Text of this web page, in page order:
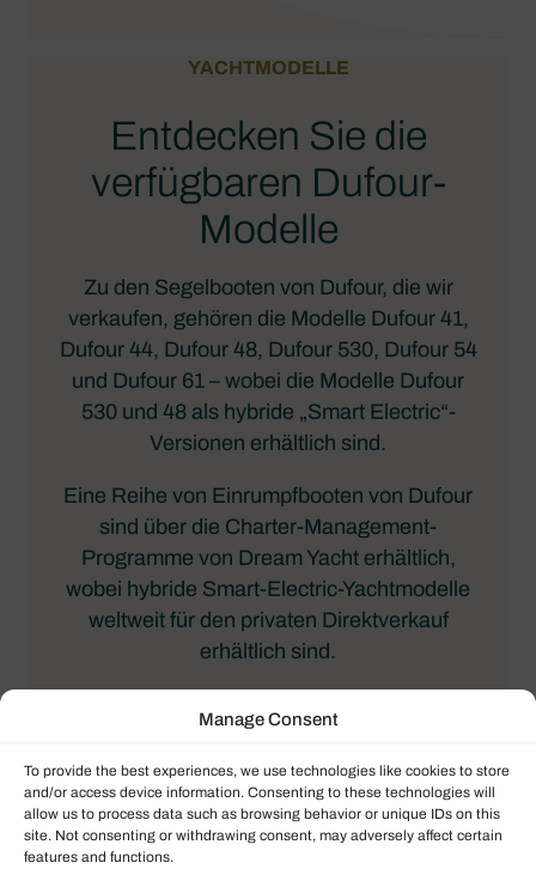
Manage Consent
To provide the best experiences, we use technologies like cookies to store
and/or access device information. Consenting to these technologies will
allow us to process data such as browsing behavior or unique IDs on this
site. Not consenting or withdrawing consent, may adversely affect certain
features and functions.
YACHTMODELLE
Entdecken Sie die
verfügbaren Dufour-
Modelle
Zu den Segelbooten von Dufour, die wir
verkaufen, gehören die Modelle Dufour 41,
Dufour 44, Dufour 48, Dufour 530, Dufour 54
und Dufour 61 – wobei die Modelle Dufour
530 und 48 als hybride „Smart Electric“-
Versionen erhältlich sind.
Eine Reihe von Einrumpfbooten von Dufour
sind über die Charter-Management-
Programme von Dream Yacht erhältlich,
wobei hybride Smart-Electric-Yachtmodelle
weltweit für den privaten Direktverkauf
erhältlich sind.